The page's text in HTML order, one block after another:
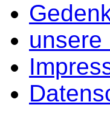
unsere